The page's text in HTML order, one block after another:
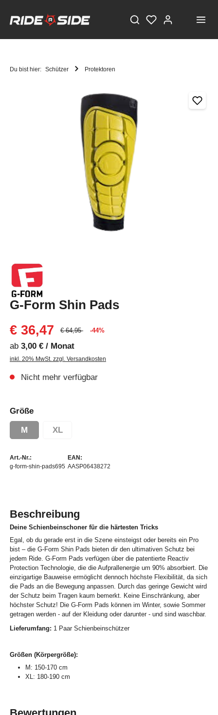
Du bist hier: Schützer Protektoren
G-Form Shin Pads
€ 36,47
€ 64,95 -44%
ab 3,00 € / Monat
inkl. 20% MwSt. zzgl. Versandkosten
Nicht mehr verfügbar
Größe
M XL
Art.-Nr.:
g-form-shin-pads695
EAN:
AASP06438272
Beschreibung
Deine Schienbeinschoner für die härtesten Tricks
Egal, ob du gerade erst in die Szene einsteigst oder bereits ein Pro
bist – die G-Form Shin Pads bieten dir den ultimativen Schutz bei
jedem Ride. G-Form Pads verfügen über die patentierte Reactiv
Protection Technologie, die die Aufprallenergie um 90% absorbiert. Die
einzigartige Bauweise ermöglicht dennoch höchste Flexibilität, da sich
die Pads an die Bewegung anpassen. Durch das geringe Gewicht wird
der Schutz beim Tragen kaum bemerkt. Keine Einschränkung, aber
höchster Schutz! Die G-Form Pads können im Winter, sowie Sommer
getragen werden - auf der Kleidung oder darunter - und sind waschbar.
Lieferumfang: 1 Paar Schienbeinschützer
Größen (Körpergröße):
M: 150-170 cm
XL: 180-190 cm